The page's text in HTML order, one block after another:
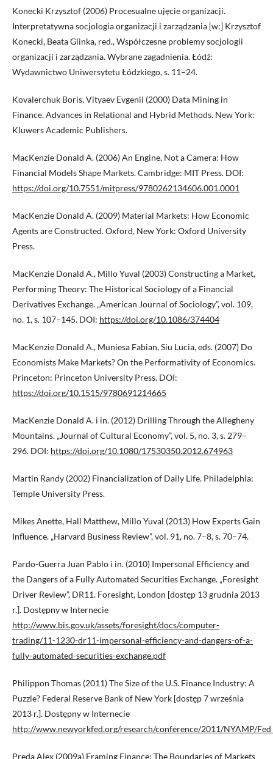
Konecki Krzysztof (2006) Procesualne ujęcie organizacji.
Interpretatywna socjologia organizacji i zarządzania [w:] Krzysztof
Konecki, Beata Glinka, red., Współczesne problemy socjologii
organizacji i zarządzania. Wybrane zagadnienia. Łódź:
Wydawnictwo Uniwersytetu Łódzkiego, s. 11–24.
Kovalerchuk Boris, Vityaev Evgenii (2000) Data Mining in
Finance. Advances in Relational and Hybrid Methods. New York:
Kluwers Academic Publishers.
MacKenzie Donald A. (2006) An Engine, Not a Camera: How
Financial Models Shape Markets. Cambridge: MIT Press. DOI:
https://doi.org/10.7551/mitpress/9780262134606.001.0001
MacKenzie Donald A. (2009) Material Markets: How Economic
Agents are Constructed. Oxford, New York: Oxford University
Press.
MacKenzie Donald A., Millo Yuval (2003) Constructing a Market,
Performing Theory: The Historical Sociology of a Financial
Derivatives Exchange. „American Journal of Sociology”, vol. 109,
no. 1, s. 107–145. DOI: https://doi.org/10.1086/374404
MacKenzie Donald A., Muniesa Fabian, Siu Lucia, eds. (2007) Do
Economists Make Markets? On the Performativity of Economics.
Princeton: Princeton University Press. DOI:
https://doi.org/10.1515/9780691214665
MacKenzie Donald A. i in. (2012) Drilling Through the Allegheny
Mountains. „Journal of Cultural Economy”, vol. 5, no. 3, s. 279–
296. DOI: https://doi.org/10.1080/17530350.2012.674963
Martin Randy (2002) Financialization of Daily Life. Philadelphia:
Temple University Press.
Mikes Anette, Hall Matthew, Millo Yuval (2013) How Experts Gain
Influence. „Harvard Business Review”, vol. 91, no. 7–8, s. 70–74.
Pardo-Guerra Juan Pablo i in. (2010) Impersonal Efficiency and
the Dangers of a Fully Automated Securities Exchange. „Foresight
Driver Review”, DR11. Foresight, London [dostęp 13 grudnia 2013
r.]. Dostępny w Internecie
http://www.bis.gov.uk/assets/foresight/docs/computer-
trading/11-1230-dr11-impersonal-efficiency-and-dangers-of-a-
fully-automated-securities-exchange.pdf
Philippon Thomas (2011) The Size of the U.S. Finance Industry: A
Puzzle? Federal Reserve Bank of New York [dostęp 7 września
2013 r.]. Dostępny w Internecie
http://www.newyorkfed.org/research/conference/2011/NYAMP/
Preda Alex (2009a) Framing Finance: The Boundaries of Markets